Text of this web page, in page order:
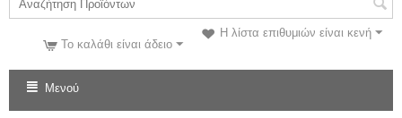
Η λίστα επιθυμιών είναι κενή
Το καλάθι είναι άδειο
Μενού